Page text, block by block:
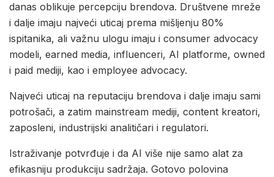
danas oblikuje percepciju brendova. Društvene mreže
i dalje imaju najveći uticaj prema mišljenju 80%
ispitanika, ali važnu ulogu imaju i consumer advocacy
modeli, earned media, influenceri, AI platforme, owned
i paid mediji, kao i employee advocacy.
Najveći uticaj na reputaciju brendova i dalje imaju sami
potrošači, a zatim mainstream mediji, content kreatori,
zaposleni, industrijski analitičari i regulatori.
Istraživanje potvrđuje i da AI više nije samo alat za
efikasniju produkciju sadržaja. Gotovo polovina